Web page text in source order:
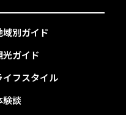
域別ガイド
光ガイド
イフスタイル
験談